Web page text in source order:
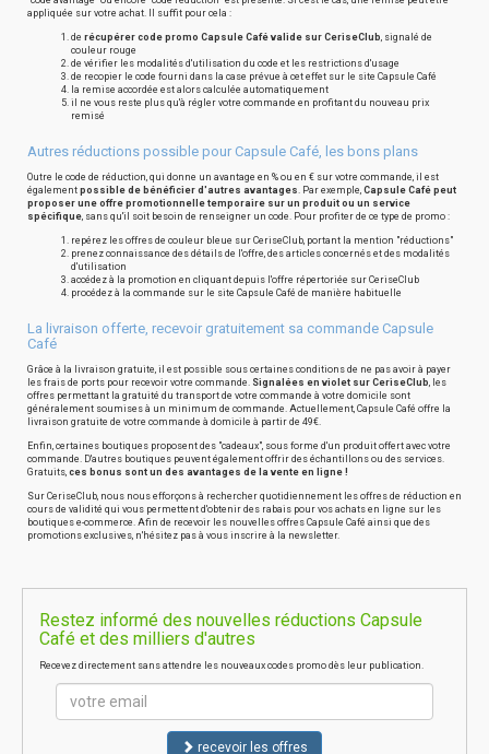
appliquée sur votre achat. Il suffit pour cela :
de récupérer code promo Capsule Café valide sur CeriseClub, signalé de
couleur rouge
de vérifier les modalités d'utilisation du code et les restrictions d'usage
de recopier le code fourni dans la case prévue à cet effet sur le site Capsule Café
la remise accordée est alors calculée automatiquement
il ne vous reste plus qu'à régler votre commande en profitant du nouveau prix
remisé
Autres réductions possible pour Capsule Café, les bons plans
Outre le code de réduction, qui donne un avantage en % ou en € sur votre commande, il est
également possible de bénéficier d'autres avantages. Par exemple, Capsule Café peut
proposer une offre promotionnelle temporaire sur un produit ou un service
spécifique, sans qu'il soit besoin de renseigner un code. Pour profiter de ce type de promo :
repérez les offres de couleur bleue sur CeriseClub, portant la mention "réductions"
prenez connaissance des détails de l'offre, des articles concernés et des modalités
d'utilisation
accédez à la promotion en cliquant depuis l'offre répertoriée sur CeriseClub
procédez à la commande sur le site Capsule Café de manière habituelle
La livraison offerte, recevoir gratuitement sa commande Capsule
Café
Grâce à la livraison gratuite, il est possible sous certaines conditions de ne pas avoir à payer
les frais de ports pour recevoir votre commande. Signalées en violet sur CeriseClub, les
offres permettant la gratuité du transport de votre commande à votre domicile sont
généralement soumises à un minimum de commande. Actuellement, Capsule Café offre la
livraison gratuite de votre commande à domicile à partir de 49€.
Enfin, certaines boutiques proposent des "cadeaux", sous forme d'un produit offert avec votre
commande. D'autres boutiques peuvent également offrir des échantillons ou des services.
Gratuits, ces bonus sont un des avantages de la vente en ligne !
Sur CeriseClub, nous nous efforçons à rechercher quotidiennement les offres de réduction en
cours de validité qui vous permettent d'obtenir des rabais pour vos achats en ligne sur les
boutiques e-commerce. Afin de recevoir les nouvelles offres Capsule Café ainsi que des
promotions exclusives, n'hésitez pas à vous inscrire à la newsletter.
Restez informé des nouvelles réductions Capsule
Café et des milliers d'autres
Recevez directement sans attendre les nouveaux codes promo dès leur publication.
recevoir les offres